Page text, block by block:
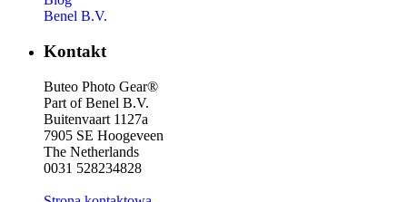
Benel B.V.
Kontakt
Buteo Photo Gear®
Part of Benel B.V.
Buitenvaart 1127a
7905 SE Hoogeveen
The Netherlands
0031 528234828